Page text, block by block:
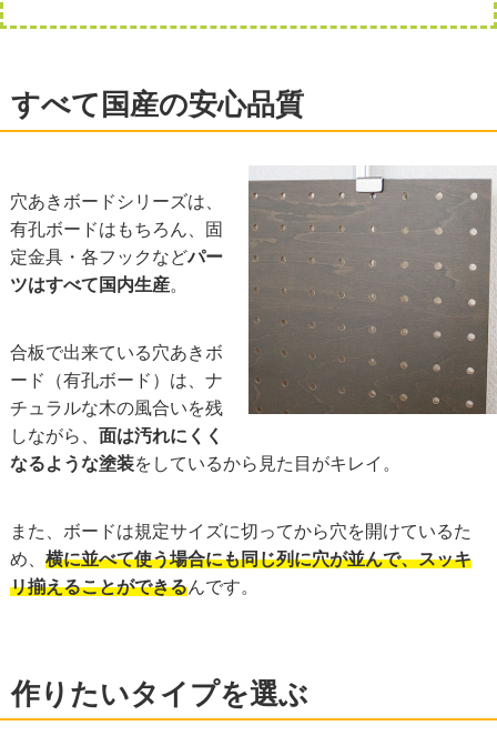
すべて国産の安心品質
穴あきボードシリーズは、
有孔ボードはもちろん、固
定金具・各フックなどパー
ツはすべて国内生産。
合板で出来ている穴あきボ
ード（有孔ボード）は、ナ
チュラルな木の風合いを残
しながら、 面は汚れにくく
なるような塗装をしているから見た目がキレイ。
また、ボードは規定サイズに切ってから穴を開けているた
め、 横に並べて使う場合にも同じ列に穴が並んで、スッキ
リ揃えることができるんです。
作りたいタイプを選ぶ